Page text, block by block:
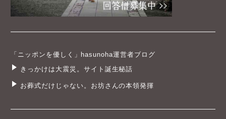
「ニッポンを優しく」hasunoha運営者ブログ
きっかけは大震災。サイト誕生秘話
お葬式だけじゃない。お坊さんの本領発揮